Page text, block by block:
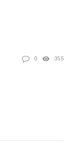
0 355